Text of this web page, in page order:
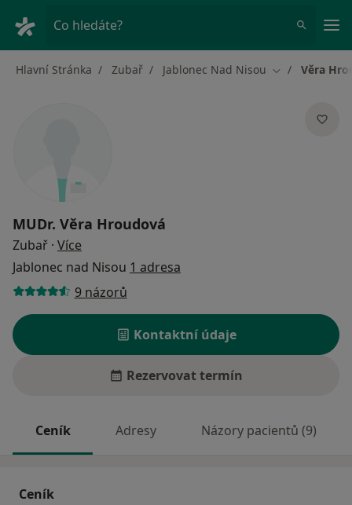
Co hledáte?
Hlavní Stránka Zubař Jablonec Nad Nisou Změna města
Věra
MUDr. Věra Hroudová
Zubař · Více
Jablonec nad Nisou 1 adresa
9 názorů
Kontaktní údaje
Rezervovat termín
Ceník Adresy Názory pacientů (9)
Ceník